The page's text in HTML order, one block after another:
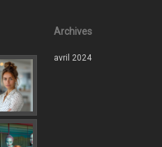
Archives
avril 2024